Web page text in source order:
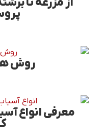
روش
معرفی انواع